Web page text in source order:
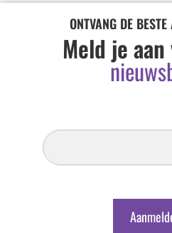
ONTVANG DE
Meld je
Inschrijven
Nieuwsbrief